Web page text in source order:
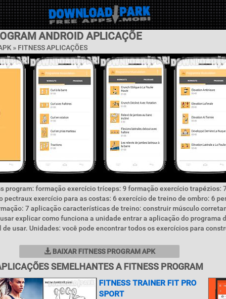
ANDROID APLICAÇÕE
» FITNESS APLICAÇÕES
program: formação exercício tríceps: 9 formação exercício trapézios:
pectraux exercício para as costas: 6 exercício de treino de ombro: 6
7 aplicação características de treino: construir músculo
explicar como funciona a unidade entrar a aplicação do programa
de usar. Unidades: você pode encontrar todos os exercícios para
BAIXAR FITNESS PROGRAM APK
SEMELHANTES A FITNESS PROGRAM
FITNESS TRAINER FIT PRO
SPORT